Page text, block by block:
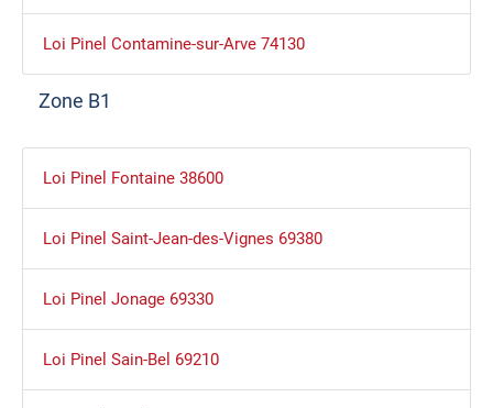
Loi Pinel Contamine-sur-Arve 74130
Zone B1
Loi Pinel Fontaine 38600
Loi Pinel Saint-Jean-des-Vignes 69380
Loi Pinel Jonage 69330
Loi Pinel Sain-Bel 69210